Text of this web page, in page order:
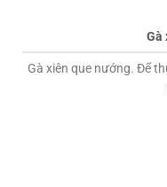
Gà
Gà xiên que nướng. Để